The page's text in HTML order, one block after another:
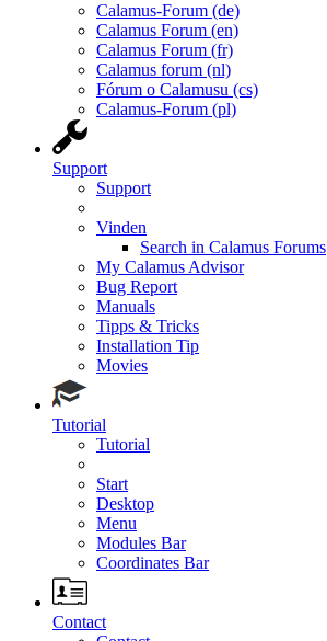
Calamus-Forum (de)
Calamus Forum (en)
Calamus Forum (fr)
Calamus forum (nl)
Fórum o Calamusu (cs)
Calamus-Forum (pl)
Support
Support
Vinden
Search in Calamus Forums
My Calamus Advisor
Bug Report
Manuals
Tipps & Tricks
Installation Tip
Movies
Tutorial
Tutorial
Start
Desktop
Menu
Modules Bar
Coordinates Bar
Contact